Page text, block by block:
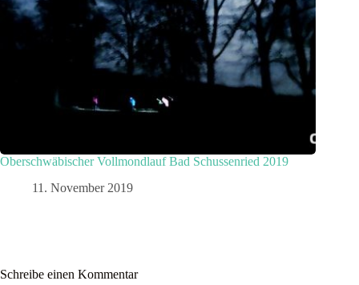
Oberschwäbischer Vollmondlauf Bad Schussenried 2019
11. November 2019
Schreibe einen Kommentar